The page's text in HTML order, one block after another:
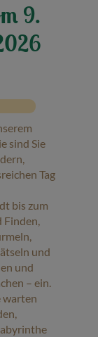
9.
sind Sie
Tag
bis zum
Finden,
und
und
– ein.
warten